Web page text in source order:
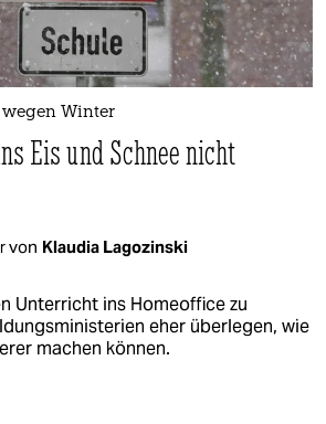
Winter
Eis und Schnee nicht
von Klaudia Lagozinski
Unterricht ins Homeoffice zu
eher überlegen, wie
machen können.